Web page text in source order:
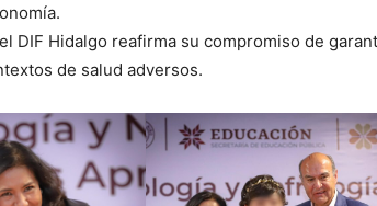
DIF Hidalgo reafirma su compromiso de
de salud adversos.